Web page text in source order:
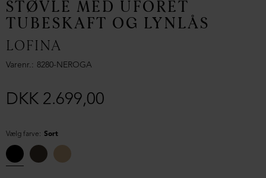
STØVLE MED UFORET
TUBESKAFT OG LYNLÅS
LOFINA
Varenr. 8280-NEROGA
DKK 2.699,00
Vælg farve: Sort